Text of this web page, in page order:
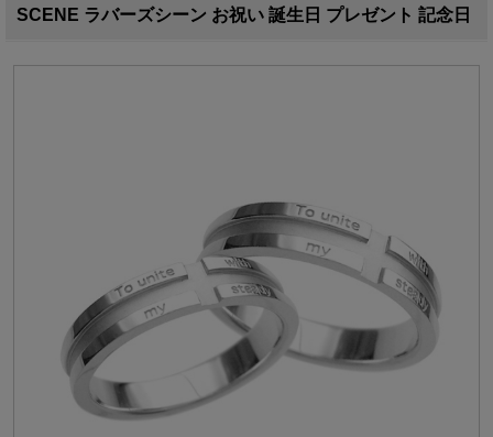
SCENE ラバーズシーン お祝い 誕生日 プレゼント 記念日